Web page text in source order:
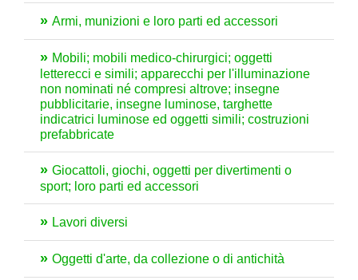
Armi, munizioni e loro parti ed accessori
Mobili; mobili medico-chirurgici; oggetti
letterecci e simili; apparecchi per l'illuminazione
non nominati né compresi altrove; insegne
pubblicitarie, insegne luminose, targhette
indicatrici luminose ed oggetti simili; costruzioni
prefabbricate
Giocattoli, giochi, oggetti per divertimenti o
sport; loro parti ed accessori
Lavori diversi
Oggetti d'arte, da collezione o di antichità